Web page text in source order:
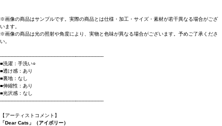
※画像の商品はサンプルです。実際の商品とは仕様・加工・サイズ・素材が若干異なる場合がござ
います。
※画像の商品は光の照射や角度により、実物と色味が異なる場合がございます。予めご了承くださ
い。
----------------------------------------------------------------------
■洗濯：手洗い○
■透け感：あり
■裏地：なし
■伸縮性：あり
■光沢感：なし
----------------------------------------------------------------------
【アーティストコメント】
「Dear Cats」（アイボリー）